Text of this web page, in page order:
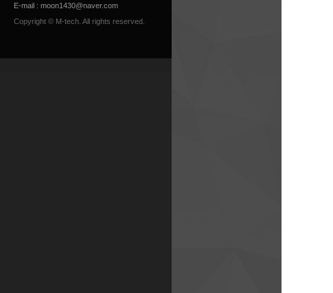
E-mail : moon1430@naver.com
Copyright © M-tech. All rights reserved.